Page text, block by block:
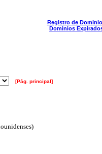
Registro de
Dominios
[Pág. principal]